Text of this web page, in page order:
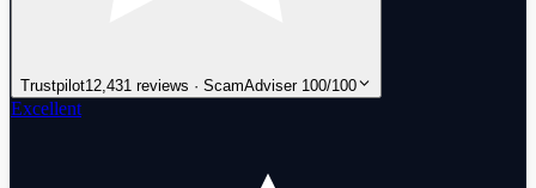
Trustpilot12,431 reviews · ScamAdviser 100/100
Excellent